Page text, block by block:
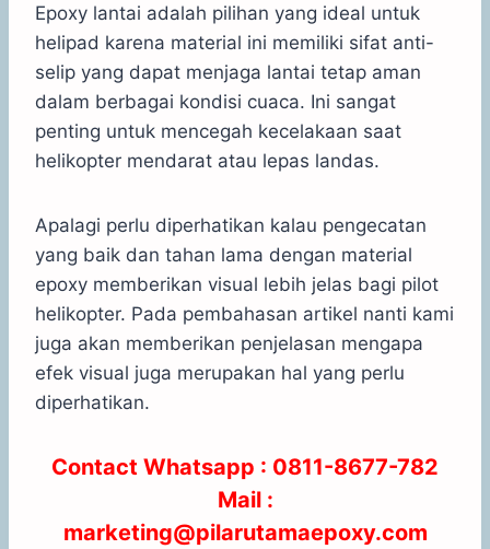
Epoxy lantai adalah pilihan yang ideal untuk
helipad karena material ini memiliki sifat anti-
selip yang dapat menjaga lantai tetap aman
dalam berbagai kondisi cuaca. Ini sangat
penting untuk mencegah kecelakaan saat
helikopter mendarat atau lepas landas.
Apalagi perlu diperhatikan kalau pengecatan
yang baik dan tahan lama dengan material
epoxy memberikan visual lebih jelas bagi pilot
helikopter. Pada pembahasan artikel nanti kami
juga akan memberikan penjelasan mengapa
efek visual juga merupakan hal yang perlu
diperhatikan.
Contact Whatsapp : 0811-8677-782
Mail :
marketing@pilarutamaepoxy.com